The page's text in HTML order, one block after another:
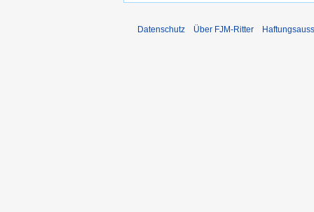
Datenschutz Über FJM-Ritter